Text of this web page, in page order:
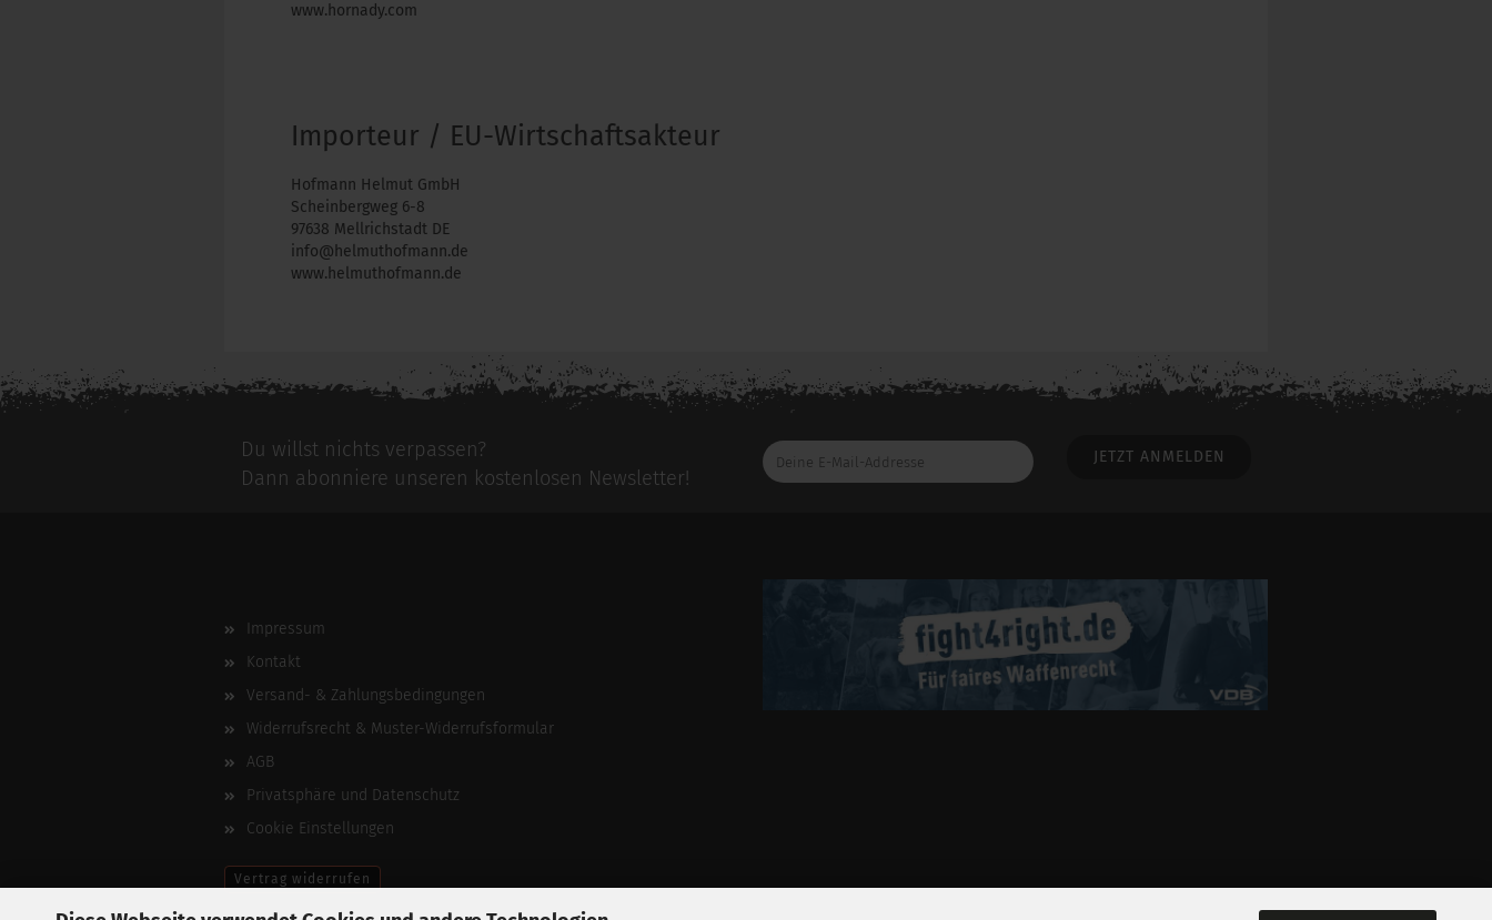
www.hornady.com
Importeur / EU-Wirtschaftsakteur
Hofmann Helmut GmbH
Scheinbergweg 6-8
97638 Mellrichstadt DE
info@helmuthofmann.de
www.helmuthofmann.de
Du willst nichts verpassen?
Dann abonniere unseren kostenlosen Newsletter!
Deine
E-
Impressum
Kontakt
Versand- & Zahlungsbedingungen
Widerrufsrecht & Muster-Widerrufsformular
AGB
Privatsphäre und Datenschutz
Cookie Einstellungen
Vertrag widerrufen